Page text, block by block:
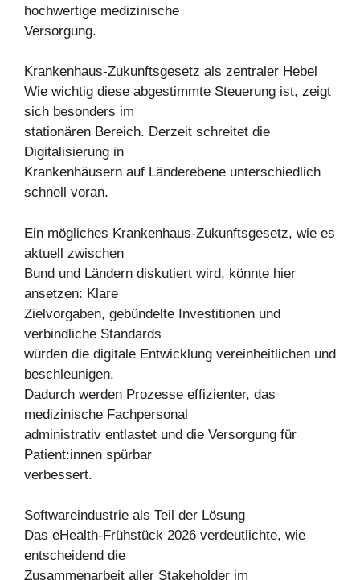
hochwertige medizinische
Versorgung.
Krankenhaus-Zukunftsgesetz als zentraler Hebel
Wie wichtig diese abgestimmte Steuerung ist, zeigt
sich besonders im
stationären Bereich. Derzeit schreitet die
Digitalisierung in
Krankenhäusern auf Länderebene unterschiedlich
schnell voran.
Ein mögliches Krankenhaus-Zukunftsgesetz, wie es
aktuell zwischen
Bund und Ländern diskutiert wird, könnte hier
ansetzen: Klare
Zielvorgaben, gebündelte Investitionen und
verbindliche Standards
würden die digitale Entwicklung vereinheitlichen und
beschleunigen.
Dadurch werden Prozesse effizienter, das
medizinische Fachpersonal
administrativ entlastet und die Versorgung für
Patient:innen spürbar
verbessert.
Softwareindustrie als Teil der Lösung
Das eHealth-Frühstück 2026 verdeutlichte, wie
entscheidend die
Zusammenarbeit aller Stakeholder im